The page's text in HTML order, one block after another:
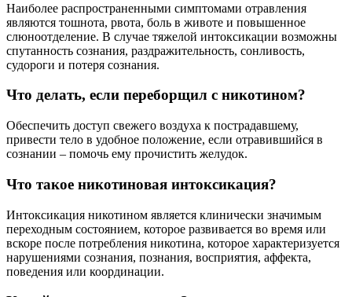
Наиболее распространенными симптомами отравления
являются тошнота, рвота, боль в животе и повышенное
слюноотделение. В случае тяжелой интоксикации возможны
спутанность сознания, раздражительность, сонливость,
судороги и потеря сознания.
Что делать, если переборщил с никотином?
Обеспечить доступ свежего воздуха к пострадавшему,
привести тело в удобное положение, если отравившийся в
сознании – помочь ему прочистить желудок.
Что такое никотиновая интоксикация?
Интоксикация никотином является клинически значимым
переходным состоянием, которое развивается во время или
вскоре после потребления никотина, которое характеризуется
нарушениями сознания, познания, восприятия, аффекта,
поведения или координации.